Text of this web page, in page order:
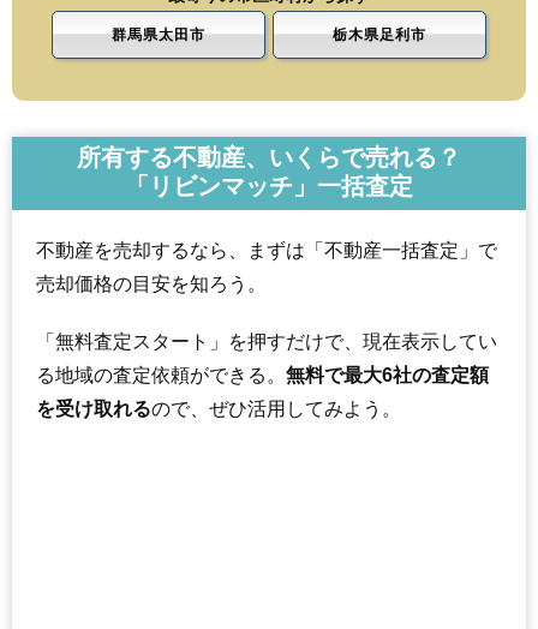
群馬県太田市 栃木県足利市
所有する不動産、いくらで売れる？
「リビンマッチ」一括査定
不動産を売却するなら、まずは「不動産一括査定」で
売却価格の目安を知ろう。
「無料査定スタート」を押すだけで、現在表示してい
る地域の査定依頼ができる。 無料で最大6社の査定額
を受け取れるので、ぜひ活用してみよう。